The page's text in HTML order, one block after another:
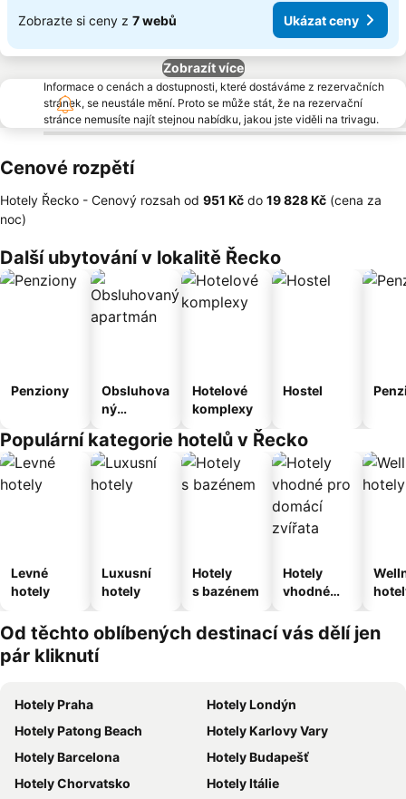
Zobrazte si ceny z 7 webů Ukázat ceny
Zobrazít více
Informace o cenách a dostupnosti, které dostáváme z rezervačních
stránek, se neustále mění. Proto se může stát, že na rezervační
stránce nemusíte najít stejnou nabídku, jakou jste viděli na trivagu.
Cenové rozpětí
Hotely Řecko - Cenový rozsah od ‎951 Kč do ‎19 828 Kč (cena za
noc)
Další ubytování v lokalitě Řecko
Penziony
Obsluhova
ný
Hotelové
komplexy
Hostel
Populární kategorie hotelů v Řecko
Levné
hotely
Luxusní
hotely
Hotely
s bazénem
Hotely
vhodné
domácí
zvířata
Od těchto oblíbených destinací vás dělí jen
pár kliknutí
Hotely Praha
Hotely Londýn
Hotely Patong Beach
Hotely Karlovy Vary
Hotely Barcelona
Hotely Budapešť
Hotely Chorvatsko
Hotely Itálie